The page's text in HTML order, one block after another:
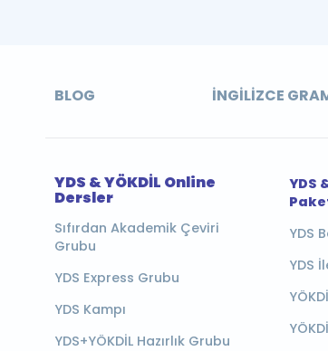
BLOG İNGILIZCE
YDS & YÖKDİL Online
Dersler
Sıfırdan Akademik Çeviri
Grubu
YDS Express Grubu
YDS Kampı
YDS+YÖKDİL Hazırlık Grubu
YDS
YDS
YDS